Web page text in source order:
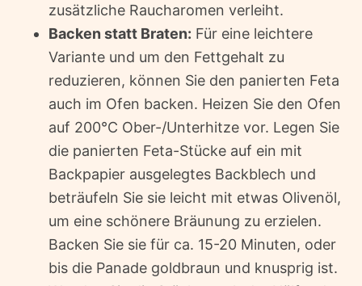
zusätzliche Raucharomen verleiht.
Backen statt Braten: Für eine leichtere
Variante und um den Fettgehalt zu
reduzieren, können Sie den panierten Feta
auch im Ofen backen. Heizen Sie den Ofen
auf 200°C Ober-/Unterhitze vor. Legen Sie
die panierten Feta-Stücke auf ein mit
Backpapier ausgelegtes Backblech und
beträufeln Sie sie leicht mit etwas Olivenöl,
um eine schönere Bräunung zu erzielen.
Backen Sie sie für ca. 15-20 Minuten, oder
bis die Panade goldbraun und knusprig ist.